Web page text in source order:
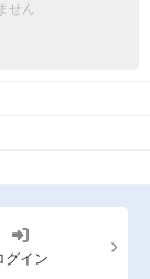
備
せん
グイン